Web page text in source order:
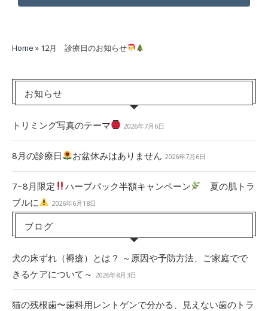
Home » 12月 診療日のお知らせ
お知らせ
トリミング写真のテーマ 2026年7月6日
8月の診療日 お盆休みはありません 2026年7月6日
7~8月限定 ハーブパック半額キャンペーン
夏の肌トラ
ブルに
2026年6月18日
ブログ
犬の床ずれ（褥瘡）とは？ ～原因や予防方法、ご家庭でで
きるケアについて～ 2026年8月3日
猫の残根歯〜歯科用レントゲンで分かる、見えない歯のトラ